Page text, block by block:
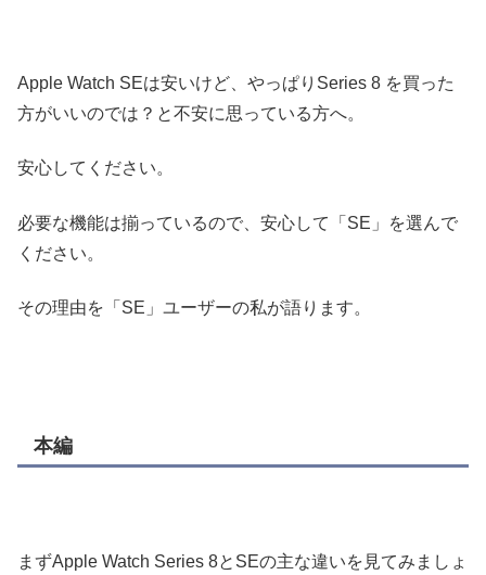
Apple Watch SEは安いけど、やっぱりSeries 8 を買った
方がいいのでは？と不安に思っている方へ。
安心してください。
必要な機能は揃っているので、安心して「SE」を選んで
ください。
その理由を「SE」ユーザーの私が語ります。
本編
まずApple Watch Series 8とSEの主な違いを見てみましょ